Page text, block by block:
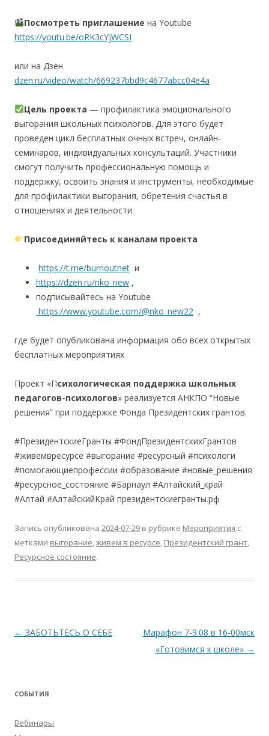
Посмотреть приглашение на Youtube
https://youtu.be/oRK3cYjWCSI
или на Дзен
dzen.ru/video/watch/669237bbd9c4677abcc04e4a
Цель проекта — профилактика эмоционального
выгорания школьных психологов. Для этого будет
проведен цикл бесплатных очных встреч, онлайн-
семинаров, индивидуальных консультаций. Участники
смогут получить профессиональную помощь и
поддержку, освоить знания и инструменты, необходимые
для профилактики выгорания, обретения счастья в
отношениях и деятельности.
Присоединяйтесь к каналам проекта
https://t.me/burnoutnet и
https://dzen.ru/nko_new ,
подписывайтесь на Youtube
https://www.youtube.com/@nko_new22 ,
где будет опубликована информация обо всех открытых
бесплатных мероприятиях
Проект «Психологическая поддержка школьных
педагогов-психологов» реализуется АНКПО “Новые
решения” при поддержке Фонда Президентских грантов.
#ПрезидентскиеГранты #ФондПрезидентскихГрантов
#живемвресурсе #выгорание #ресурсный #психологи
#помогающиепрофессии #образование #новые_решения
#ресурсное_состояние #Барнаул #Алтайский_край
#Алтай #АлтайскийКрай президентскиегранты.рф
Запись опубликована 2024-07-29 в рубрике Мероприятия с
метками выгорание живем в ресурсе Президентский грант
Ресурсное состояние.
Навигация
← ЗАБОТЬТЕСЬ О СЕБЕ
Марафон 7-9.08 в 16-00мск
«Готовимся к школе» →
СОБЫТИЯ
Вебинары